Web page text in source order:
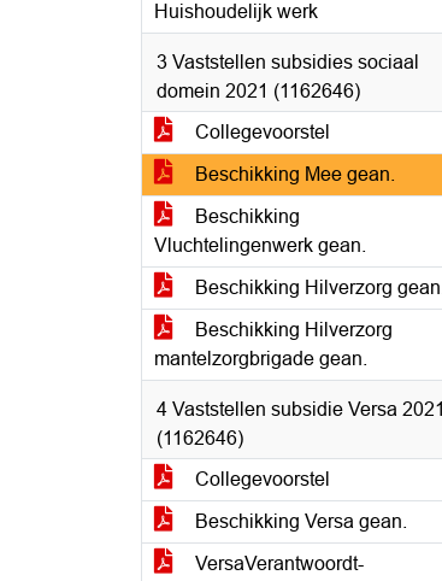
Huishoudelijk werk
3 Vaststellen subsidies sociaal
domein 2021 (1162646)
Collegevoorstel
Beschikking Mee gean.
Beschikking
Vluchtelingenwerk gean.
Beschikking Hilverzorg gean.
Beschikking Hilverzorg
mantelzorgbrigade gean.
4 Vaststellen subsidie Versa 2021
(1162646)
Collegevoorstel
Beschikking Versa gean.
VersaVerantwoordt-